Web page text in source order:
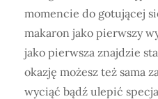
momencie do gotującej
makaron jako pierwszy
jako pierwsza znajdzie
okazję możesz też sama
wyciąć bądź ulepić